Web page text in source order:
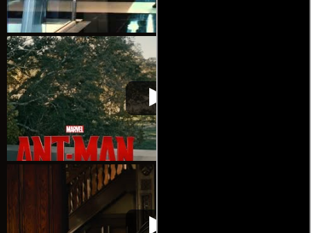
Ant-Man. El Hombre
Hormiga
Video de la película Ant-Man. El
Hombre Hormiga
Ant-Man. El Hombre
Video de la película Ant-Man. El